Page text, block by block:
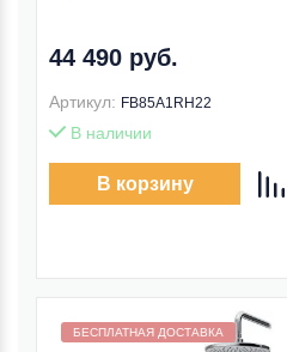
44 490 руб.
Артикул: FB85A1RH22
В наличии
В корзину
БЕСПЛАТНАЯ ДОСТАВКА